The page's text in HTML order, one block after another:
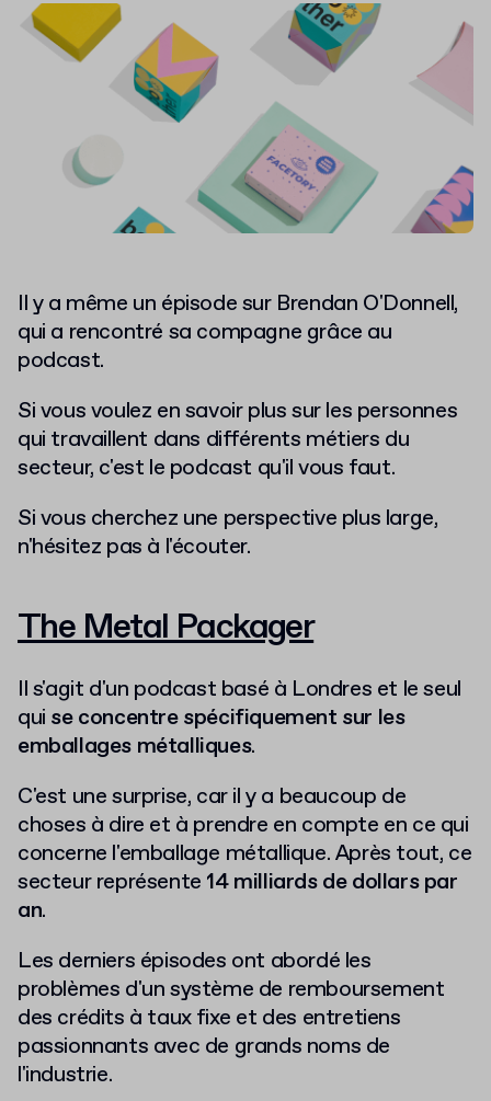
Il y a même un épisode sur Brendan O'Donnell,
qui a rencontré sa compagne grâce au
podcast.
Si vous voulez en savoir plus sur les personnes
qui travaillent dans différents métiers du
secteur, c'est le podcast qu'il vous faut.
Si vous cherchez une perspective plus large,
n'hésitez pas à l'écouter.
The Metal Packager
Il s'agit d'un podcast basé à Londres et le seul
qui se concentre spécifiquement sur les
emballages métalliques.
C'est une surprise, car il y a beaucoup de
choses à dire et à prendre en compte en ce qui
concerne l'emballage métallique. Après tout, ce
secteur représente 14 milliards de dollars par
an.
Les derniers épisodes ont abordé les
problèmes d'un système de remboursement
des crédits à taux fixe et des entretiens
passionnants avec de grands noms de
l'industrie.